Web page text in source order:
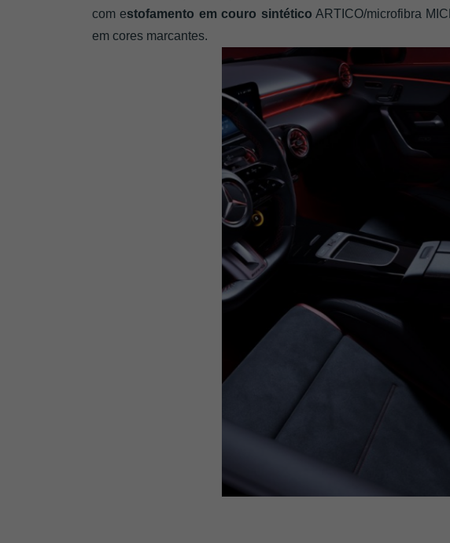
com estofamento em couro sintético ARTICO/microfibra
em cores marcantes.